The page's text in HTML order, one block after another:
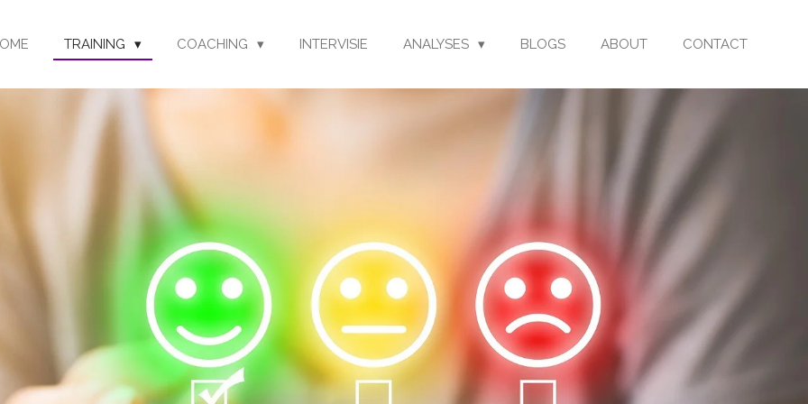
TRAINING COACHING INTERVISIE ANALYSES BLOGS ABOUT CONTACT